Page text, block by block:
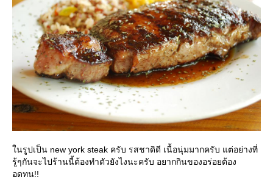
นรูปเป็น new york steak ครับ รสชาดิดี เนื้อนุ่มมากครับ แต่อย่างที่
รู้ๆกันจะไปร้านนี้ต้องทำตัวยังไงนะครับ อยากกินของอร่อยต้อง
อดทน!!